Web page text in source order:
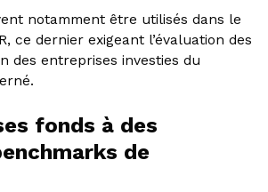
notamment être utilisés dans le
ce dernier exigeant l’évaluation des
des entreprises investies du
fonds à des
de